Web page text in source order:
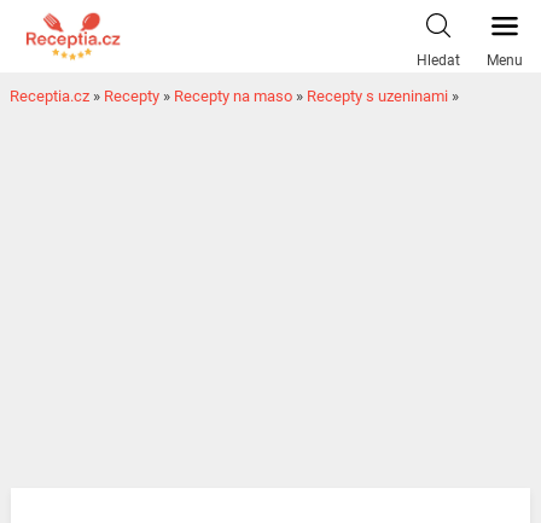
Hledat Menu
Receptia.cz » Recepty » Recepty na maso » Recepty s uzeninami »